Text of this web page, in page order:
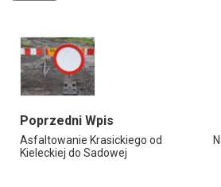
Poprzedni Wpis
Asfaltowanie Krasickiego od
Kieleckiej do Sadowej